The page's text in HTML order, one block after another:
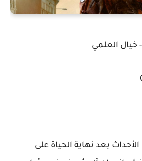
- خيال العلمي
بعد نهاية الحياة على